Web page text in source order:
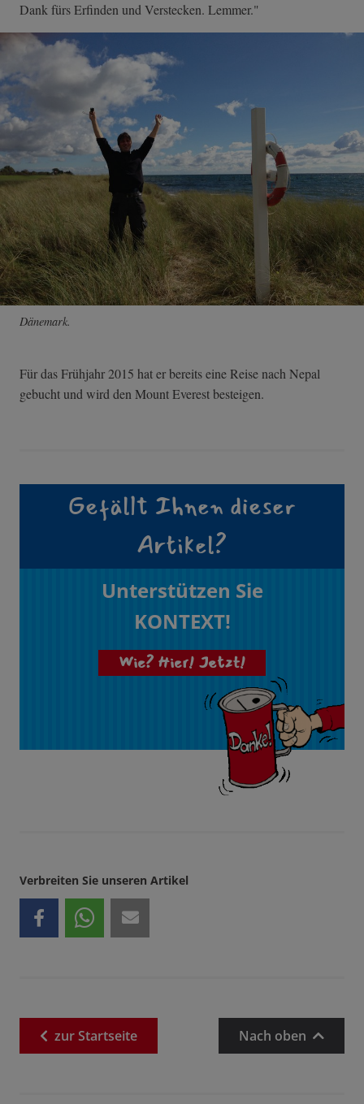
Dank fürs Erfinden und Verstecken. Lemmer."
Dänemark.
Für das Frühjahr 2015 hat er bereits eine Reise nach Nepal
gebucht und wird den Mount Everest besteigen.
Gefällt Ihnen dieser
Artikel?
Unterstützen Sie
KONTEXT!
Wie? Hier! Jetzt!
Verbreiten Sie unseren Artikel
zurStartseite Nach oben